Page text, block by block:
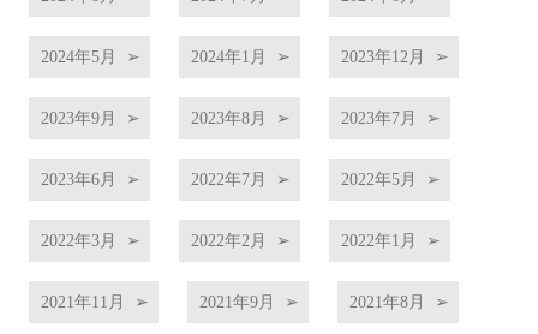
2024年5月 2024年1月 2023年12月
2023年9月 2023年8月 2023年7月
2023年6月 2022年7月 2022年5月
2022年3月 2022年2月 2022年1月
2021年11月 2021年9月 2021年8月